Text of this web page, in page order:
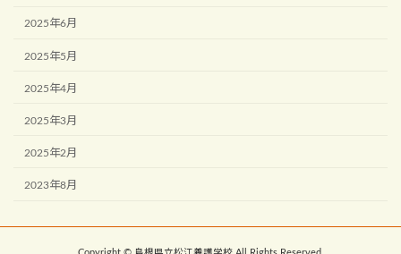
2025年6月
2025年5月
2025年4月
2025年3月
2025年2月
2023年8月